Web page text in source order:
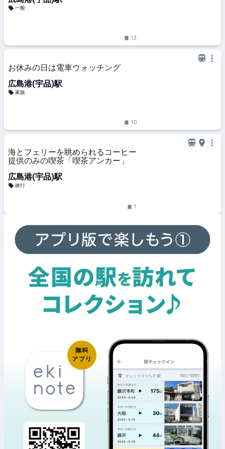
一般
13
お休みの日は電車ウォッチング
広島港(宇品)駅
家族
10
海とフェリーを眺められるコーヒー
提供のみの喫茶「喫茶アンカー」
広島港(宇品)駅
旅行
7